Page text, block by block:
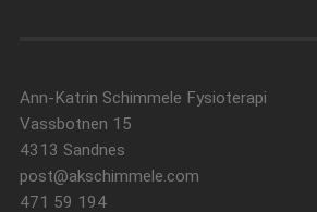
Ann-Katrin Schimmele Fysioterapi
Vassbotnen 15
4313 Sandnes
post@akschimmele.com
471 59 194